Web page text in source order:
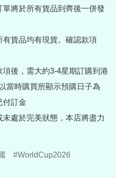
將於所有貨品到齊後一併發
貨品均有現貨。確認款項
後，需大約3-4星期訂購到港
當時購買所顯示預購日子為
付訂金
處於完美狀態，本店將盡力
WorldCup2026